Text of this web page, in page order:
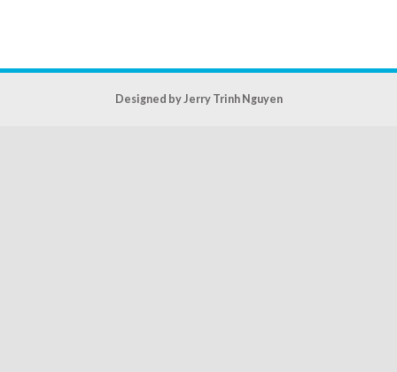
Designed by Jerry Trinh Nguyen